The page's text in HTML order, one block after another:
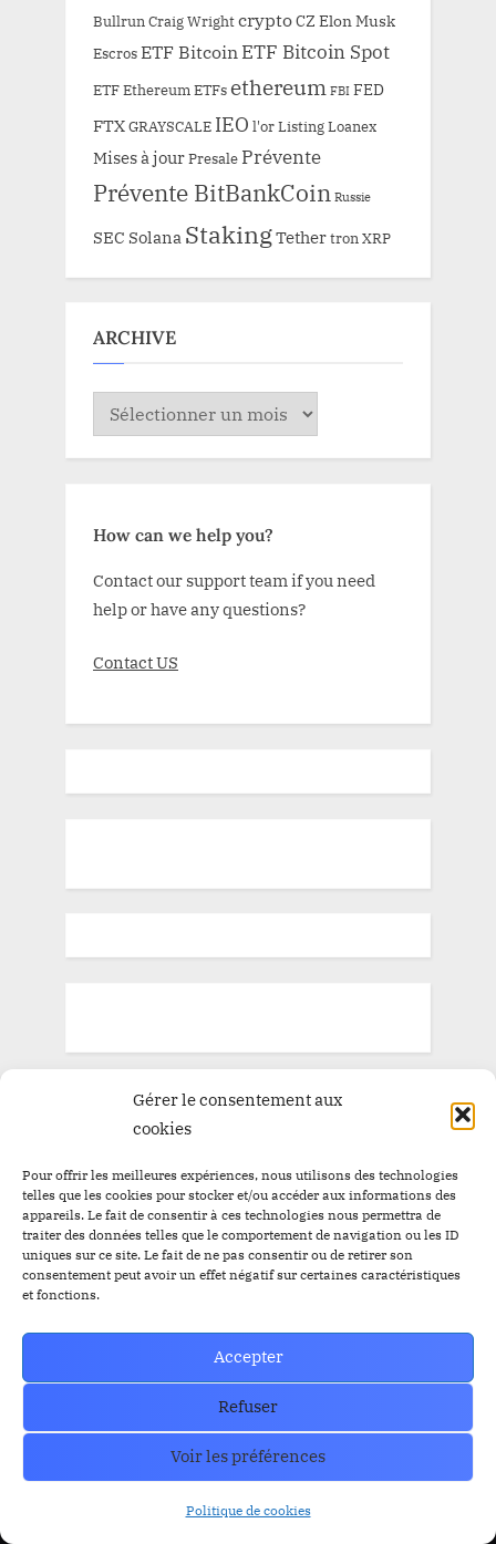
Gérer le consentement aux
cookies
Pour offrir les meilleures expériences, nous utilisons des technologies
telles que les cookies pour stocker et/ou accéder aux informations des
appareils. Le fait de consentir à ces technologies nous permettra de
traiter des données telles que le comportement de navigation ou les ID
uniques sur ce site. Le fait de ne pas consentir ou de retirer son
consentement peut avoir un effet négatif sur certaines caractéristiques
et fonctions.
Accepter
Refuser
Voir les préférences
Politique de cookies
Bullrun Craig WrightcryptoCZ Elon Musk
EscrosETF Bitcoin ETF Bitcoin Spot
ETF Ethereum ETFs ethereum FBI FED
FTXGRAYSCALE IEO l'orListingLoanex
Mises à jourPresale Prévente
Prévente BitBankCoin Russie
SEC Solana StakingTethertron XRP
ARCHIVE
ARCHIVE
How can we help you?
Contact our support team if you need
help or have any questions?
Contact US
Trust Wallet Permet Désormais de Gagner de l’Argent
Sans Trader ? Les Nouvelles Options Dévoilées !
prev